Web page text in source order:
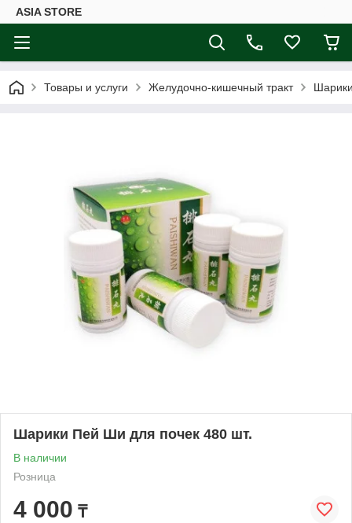
ASIA STORE
Товары и услуги Желудочно-кишечный тракт
Шарики Пей Ши для почек 480 шт.
В наличии
Розница
4 000 ₸